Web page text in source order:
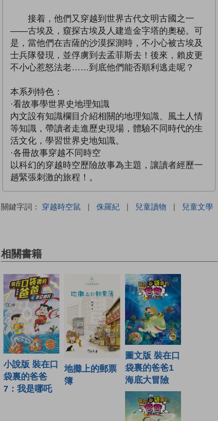
接着，他們又穿越到世界古代文明古國之一
——古埃及，窺探古埃及人建造金字塔的奧秘。可
是，當他們在吉薩的沙漠探測時，不小心被古埃及
士兵隊發現，並俘虜到去孟菲斯去！後來，賴皮更
不小心惹怒法老……到底他們能否順利逃走呢？
本系列特色：
·看故事學世界史地理知識
內文設有知識欄目介紹相關的地理知識、風土人情
等知識，帶讀者走進歷史現場，體驗不同時代的生
活文化，學習世界史地知識。
·各冊故事穿越不同時空
以科幻的穿越時空歷險故事為主題，讓讀者經歷一
趟緊張刺激的旅程！。
關鍵字詞： 穿越時空鼠 | 侏羅紀 | 兒童讀物 | 兒童文學
相關書籍
小說版 裝在口
袋裏的爸爸
7：我是哪吒
地攤上的郵票
簿
圖文版 裝在口
袋裏的爸爸1
海底大冒險